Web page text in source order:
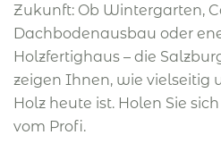
Zukunft: Ob Wintergarten,
Dachbodenausbau oder
Holzfertighaus – die
zeigen Ihnen, wie vielseitig
Holz heute ist. Holen Sie
vom Profi.